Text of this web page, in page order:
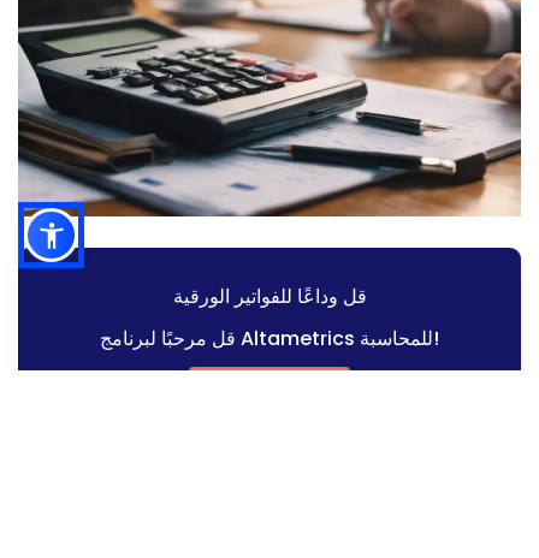
قل وداعًا للفواتير الورقية
قل مرحبًا لبرنامج Altametrics للمحاسبة!